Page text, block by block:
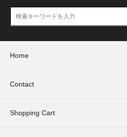
Home
Contact
Shopping Cart